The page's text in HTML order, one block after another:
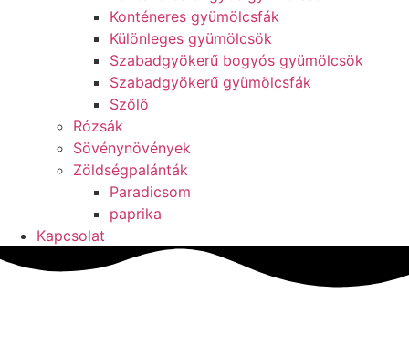
Konténeres gyümölcsfák
Különleges gyümölcsök
Szabadgyökerű bogyós gyümölcsök
Szabadgyökerű gyümölcsfák
Szőlő
Rózsák
Sövénynövények
Zöldségpalánták
Paradicsom
paprika
Kapcsolat